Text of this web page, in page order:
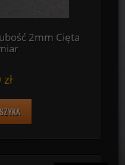
2mm Cięta